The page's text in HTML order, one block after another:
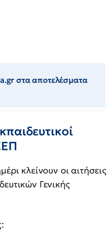
στα αποτελέσματα
κλείνουν οι αιτήσεις
Γενικής